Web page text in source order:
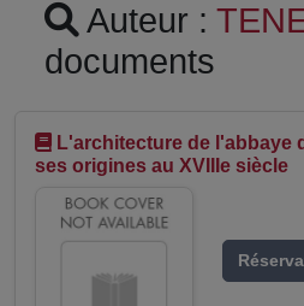
Auteur :
documents
L'architecture de l'abbaye
ses origines au XVIIIe siècle